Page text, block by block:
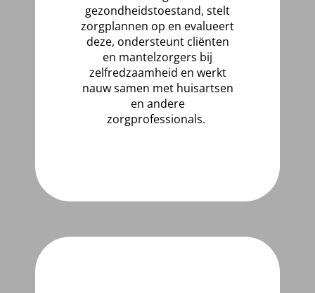
gezondheidstoestand, stelt
zorgplannen op en evalueert
deze, ondersteunt cliënten
en mantelzorgers bij
zelfredzaamheid en werkt
nauw samen met huisartsen
en andere
zorgprofessionals.